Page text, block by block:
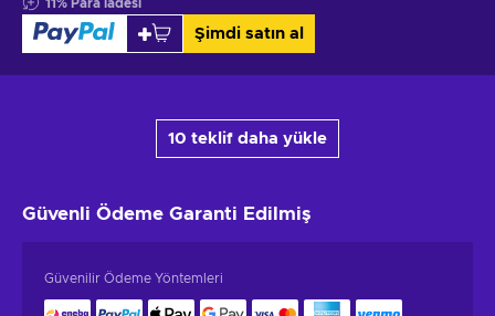
11% Para iadesi
Şimdi satın al
10 teklif daha yükle
Güvenli Ödeme Garanti Edilmiş
Güvenilir Ödeme Yöntemleri